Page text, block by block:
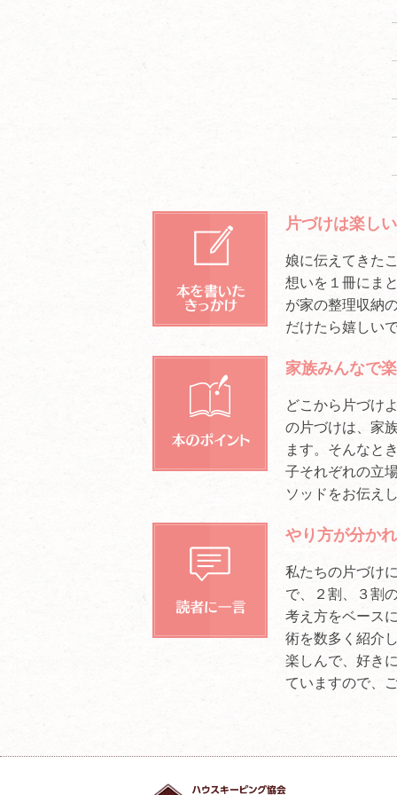
片づけは楽し
娘に伝えてきた
想いを１冊にま
が家の整理収納
だけたら嬉しい
家族みんなで
どこから片づけ
の片づけは、家
ます。そんなと
子それぞれの立
ソッドをお伝え
やり方が分か
私たちの片づけ
で、２割、３割
考え方をベース
術を数多く紹介
楽しんで、好き
ていますので、